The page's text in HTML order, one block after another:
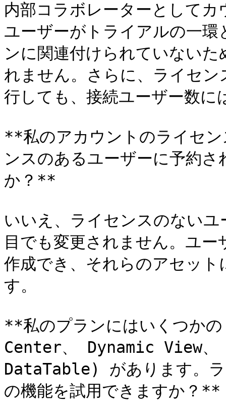
内部コラボレーターとして
ユーザーがトライアルの一
ンに関連付けられていない
れません。さらに、ライセ
行しても、接続ユーザー数に
**私のアカウントのライセ
ンスのあるユーザーに予約
か？**
いいえ、ライセンスのない
目でも変更されません。ユ
作成でき、それらのアセッ
す。
**私のプランにはいくつ
Center、 Dynamic View、
DataTable) があります。ラ
の機能を試用できますか？**